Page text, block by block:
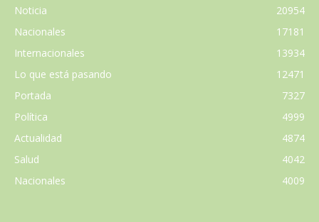
Noticia
20954
Nacionales
17181
Internacionales
13934
Lo que está pasando
12471
Portada
7327
Política
4999
Actualidad
4874
Salud
4042
Nacionales
4009